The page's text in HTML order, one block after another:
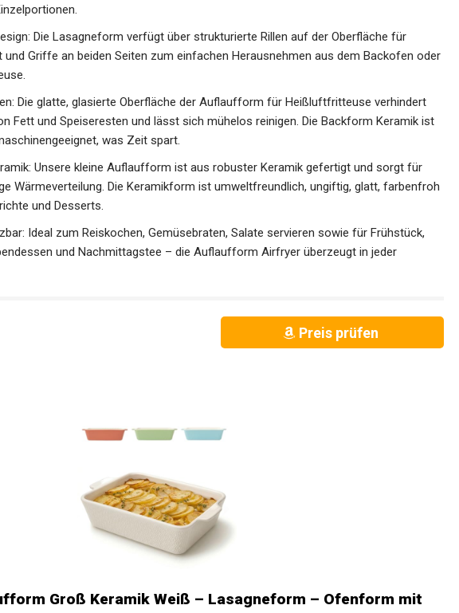
Die Lasagneform verfügt über strukturierte Rillen auf der Oberfläche für
Griffe an beiden Seiten zum einfachen Herausnehmen aus dem Backofen oder
Die glatte, glasierte Oberfläche der Auflaufform für Heißluftfritteuse verhindert
Fett und Speiseresten und lässt sich mühelos reinigen. Die Backform Keramik ist
was Zeit spart.
Unsere kleine Auflaufform ist aus robuster Keramik gefertigt und sorgt für
Wärmeverteilung. Die Keramikform ist umweltfreundlich, ungiftig, glatt, farbenfroh
und Desserts.
Ideal zum Reiskochen, Gemüsebraten, Salate servieren sowie für Frühstück,
und Nachmittagstee – die Auflaufform Airfryer überzeugt in jeder
Preis prüfen
Groß Keramik Weiß – Lasagneform – Ofenform mit